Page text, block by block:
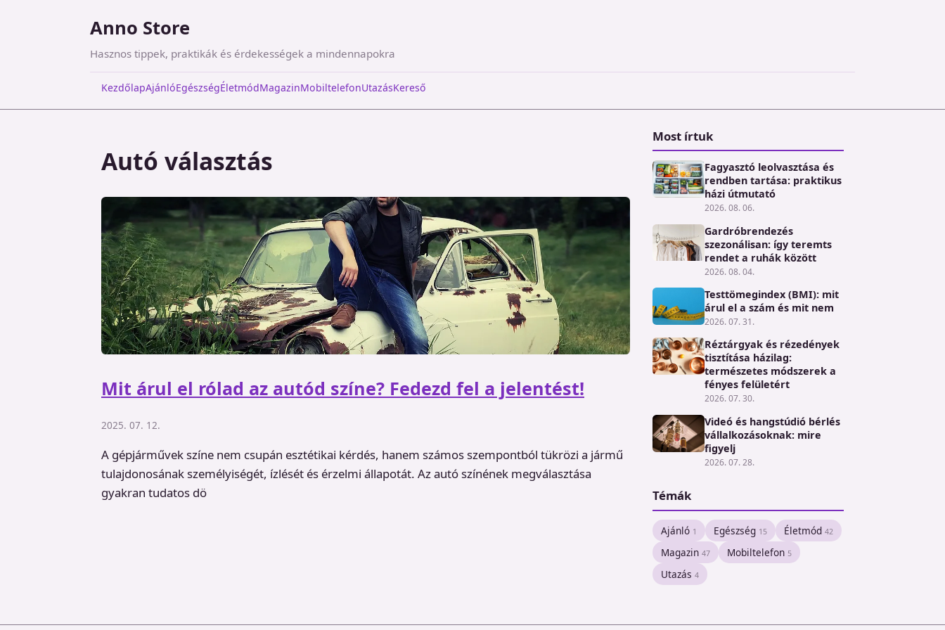
Anno Store
Hasznos tippek, praktikák és érdekességek a mindennapokra
KezdőlapAjánlóEgészségÉletmódMagazinMobiltelefonUtazásKereső
Autó választás
Mit árul el rólad az autód színe? Fedezd fel a jelentést!
2025. 07. 12.
A gépjárművek színe nem csupán esztétikai kérdés, hanem számos szempontból tükrözi a jármű
tulajdonosának személyiségét, ízlését és érzelmi állapotát. Az autó színének megválasztása
gyakran tudatos dö
Most írtuk
Fagyasztó leolvasztása és
rendben tartása: praktikus
házi útmutató
2026. 08. 06.
Gardróbrendezés
szezonálisan: így teremts
rendet a ruhák között
2026. 08. 04.
Testtömegindex (BMI): mit
árul el a szám és mit nem
2026. 07. 31.
Réztárgyak és rézedények
tisztítása házilag:
természetes módszerek a
fényes felületért
2026. 07. 30.
Videó és hangstúdió bérlés
vállalkozásoknak: mire
figyelj
2026. 07. 28.
Témák
Ajánló 1 Egészség 15 Életmód 42
Magazin 47 Mobiltelefon 5
Utazás 4